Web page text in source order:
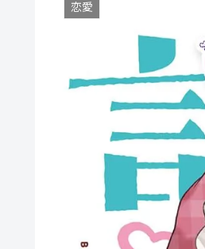
恋愛